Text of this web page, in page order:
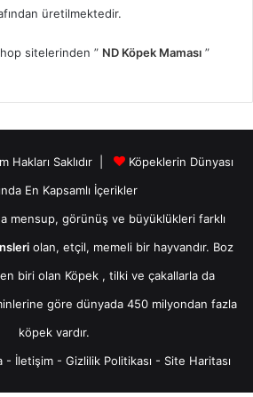
üretilmektedir.
sitelerinden ” ND Köpek Maması ”
Hakları Saklıdır |
Köpeklerin Dünyası
En Kapsamlı İçerikler
mensup, görünüş ve büyüklükleri farklı
olan, etçil, memeli bir hayvandır. Boz
biri olan Köpek , tilki ve çakallarla da
göre dünyada 450 milyondan fazla
köpek vardır.
- İletişim - Gizlilik Politikası - Site Haritası